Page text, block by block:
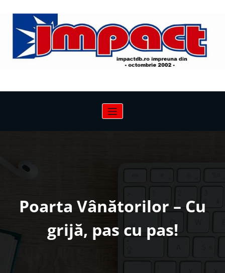
conținut
Poarta Vânătorilor – Cu
grijă, pas cu pas!